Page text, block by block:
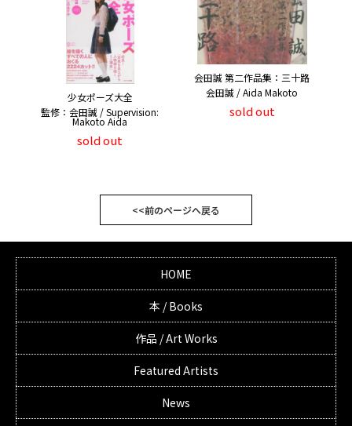
少女ポーズ大全
監修：会田誠 / Supervision:
Makoto Aida
sold out
会田誠 第二作品集：三十路
会田誠 / Aida Makoto
sold out
<<前のページへ戻る
HOME
本 / Books
作品 / Art Works
Featured Artists
News